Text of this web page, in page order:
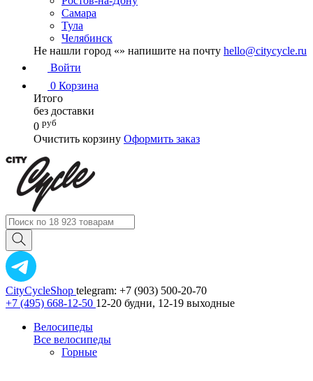
Самара
Тула
Челябинск
Не нашли город «» напишите на почту hello@citycycle.ru
Войти
0 Корзина
Итого
без доставки
0 руб
Очистить корзину Оформить заказ
CityCycleShop telegram: +7 (903) 500-20-70
+7 (495) 668-12-50 12-20 будни, 12-19 выходные
Велосипеды
Все велосипеды
Горные